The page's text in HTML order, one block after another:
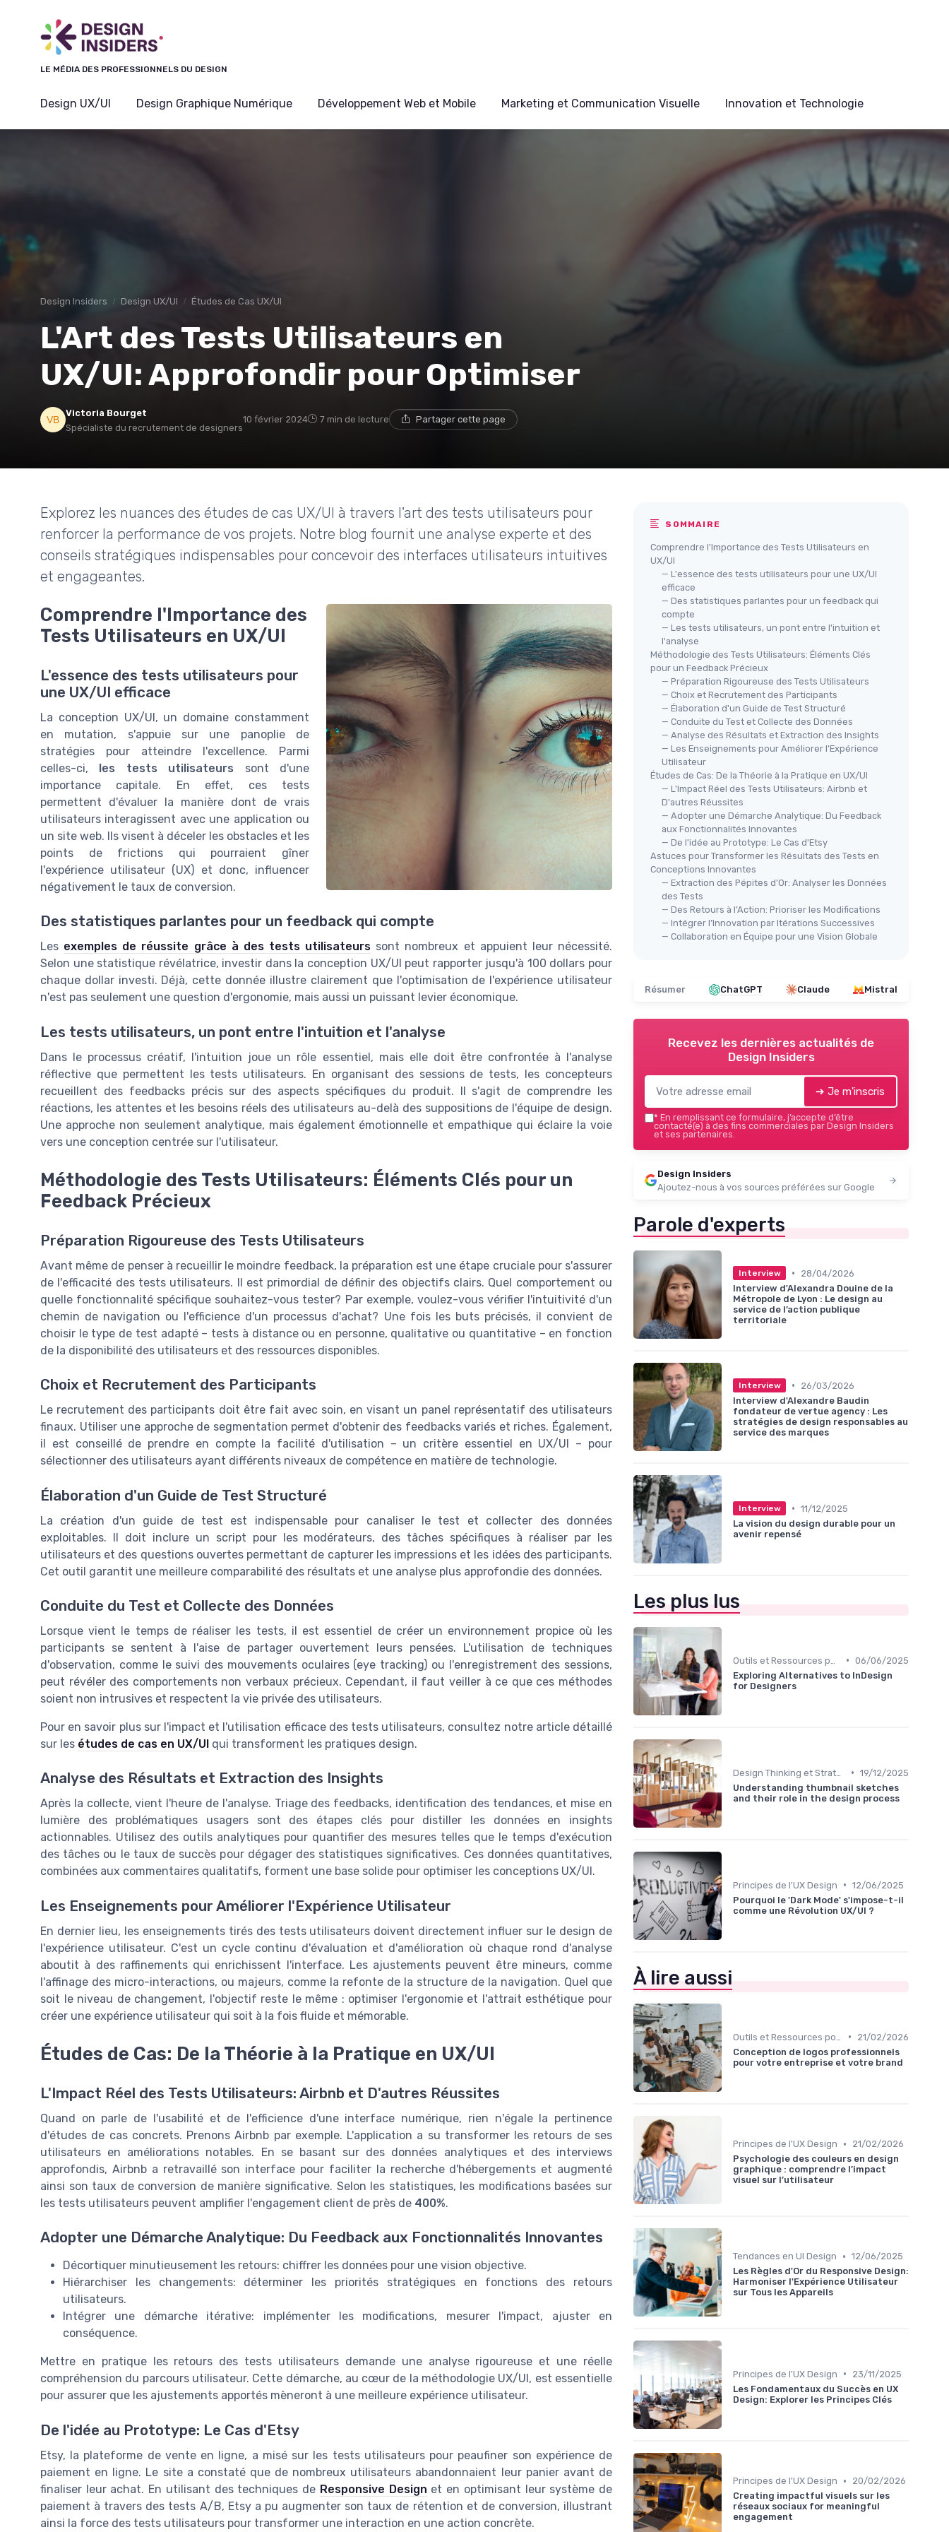
LE MÉDIA DES PROFESSIONNELS DU DESIGN
Design UX/UI Design Graphique Numérique Développement Web et Mobile Marketing et Communication Visuelle Innovation et Technologie
Design Insiders Design UX/UI Études de Cas UX/UI
L'Art des Tests Utilisateurs en
UX/UI: Approfondir pour Optimiser
Victoria Bourget
Spécialiste du recrutement de designers
10 février 2024 7 min de lecture Partager cette page
Explorez les nuances des études de cas UX/UI à travers l'art des tests utilisateurs pour
renforcer la performance de vos projets. Notre blog fournit une analyse experte et des
conseils stratégiques indispensables pour concevoir des interfaces utilisateurs intuitives
et engageantes.
Comprendre l'Importance des
Tests Utilisateurs en UX/UI
L'essence des tests utilisateurs pour
une UX/UI efficace
La conception UX/UI, un domaine constamment
en mutation, s'appuie sur une panoplie de
stratégies pour atteindre l'excellence. Parmi
celles-ci, les tests utilisateurs sont d'une
importance capitale. En effet, ces tests
permettent d'évaluer la manière dont de vrais
utilisateurs interagissent avec une application ou
un site web. Ils visent à déceler les obstacles et les
points de frictions qui pourraient gîner
l'expérience utilisateur (UX) et donc, influencer
négativement le taux de conversion.
Des statistiques parlantes pour un feedback qui compte
Les exemples de réussite grâce à des tests utilisateurs sont nombreux et appuient leur nécessité.
Selon une statistique révélatrice, investir dans la conception UX/UI peut rapporter jusqu'à 100 dollars pour
chaque dollar investi. Déjà, cette donnée illustre clairement que l'optimisation de l'expérience utilisateur
n'est pas seulement une question d'ergonomie, mais aussi un puissant levier économique.
Les tests utilisateurs, un pont entre l'intuition et l'analyse
Dans le processus créatif, l'intuition joue un rôle essentiel, mais elle doit être confrontée à l'analyse
réflective que permettent les tests utilisateurs. En organisant des sessions de tests, les concepteurs
recueillent des feedbacks précis sur des aspects spécifiques du produit. Il s'agit de comprendre les
réactions, les attentes et les besoins réels des utilisateurs au-delà des suppositions de l'équipe de design.
Une approche non seulement analytique, mais également émotionnelle et empathique qui éclaire la voie
vers une conception centrée sur l'utilisateur.
Méthodologie des Tests Utilisateurs: Éléments Clés pour un
Feedback Précieux
Préparation Rigoureuse des Tests Utilisateurs
Avant même de penser à recueillir le moindre feedback, la préparation est une étape cruciale pour s'assurer
de l'efficacité des tests utilisateurs. Il est primordial de définir des objectifs clairs. Quel comportement ou
quelle fonctionnalité spécifique souhaitez-vous tester? Par exemple, voulez-vous vérifier l'intuitivité d'un
chemin de navigation ou l'efficience d'un processus d'achat? Une fois les buts précisés, il convient de
choisir le type de test adapté – tests à distance ou en personne, qualitative ou quantitative – en fonction
de la disponibilité des utilisateurs et des ressources disponibles.
Choix et Recrutement des Participants
Le recrutement des participants doit être fait avec soin, en visant un panel représentatif des utilisateurs
finaux. Utiliser une approche de segmentation permet d'obtenir des feedbacks variés et riches. Également,
il est conseillé de prendre en compte la facilité d'utilisation – un critère essentiel en UX/UI – pour
sélectionner des utilisateurs ayant différents niveaux de compétence en matière de technologie.
Élaboration d'un Guide de Test Structuré
La création d'un guide de test est indispensable pour canaliser le test et collecter des données
exploitables. Il doit inclure un script pour les modérateurs, des tâches spécifiques à réaliser par les
utilisateurs et des questions ouvertes permettant de capturer les impressions et les idées des participants.
Cet outil garantit une meilleure comparabilité des résultats et une analyse plus approfondie des données.
Conduite du Test et Collecte des Données
Lorsque vient le temps de réaliser les tests, il est essentiel de créer un environnement propice où les
participants se sentent à l'aise de partager ouvertement leurs pensées. L'utilisation de techniques
d'observation, comme le suivi des mouvements oculaires (eye tracking) ou l'enregistrement des sessions,
peut révéler des comportements non verbaux précieux. Cependant, il faut veiller à ce que ces méthodes
soient non intrusives et respectent la vie privée des utilisateurs.
Pour en savoir plus sur l'impact et l'utilisation efficace des tests utilisateurs, consultez notre article détaillé
sur les études de cas en UX/UI qui transforment les pratiques design.
Analyse des Résultats et Extraction des Insights
Après la collecte, vient l'heure de l'analyse. Triage des feedbacks, identification des tendances, et mise en
lumière des problématiques usagers sont des étapes clés pour distiller les données en insights
actionnables. Utilisez des outils analytiques pour quantifier des mesures telles que le temps d'exécution
des tâches ou le taux de succès pour dégager des statistiques significatives. Ces données quantitatives,
combinées aux commentaires qualitatifs, forment une base solide pour optimiser les conceptions UX/UI.
Les Enseignements pour Améliorer l'Expérience Utilisateur
En dernier lieu, les enseignements tirés des tests utilisateurs doivent directement influer sur le design de
l'expérience utilisateur. C'est un cycle continu d'évaluation et d'amélioration où chaque rond d'analyse
aboutit à des raffinements qui enrichissent l'interface. Les ajustements peuvent être mineurs, comme
l'affinage des micro-interactions, ou majeurs, comme la refonte de la structure de la navigation. Quel que
soit le niveau de changement, l'objectif reste le même : optimiser l'ergonomie et l'attrait esthétique pour
créer une expérience utilisateur qui soit à la fois fluide et mémorable.
Études de Cas: De la Théorie à la Pratique en UX/UI
L'Impact Réel des Tests Utilisateurs: Airbnb et D'autres Réussites
Quand on parle de l'usabilité et de l'efficience d'une interface numérique, rien n'égale la pertinence
d'études de cas concrets. Prenons Airbnb par exemple. L'application a su transformer les retours de ses
utilisateurs en améliorations notables. En se basant sur des données analytiques et des interviews
approfondis, Airbnb a retravaillé son interface pour faciliter la recherche d'hébergements et augmenté
ainsi son taux de conversion de manière significative. Selon les statistiques, les modifications basées sur
les tests utilisateurs peuvent amplifier l'engagement client de près de 400%.
Adopter une Démarche Analytique: Du Feedback aux Fonctionnalités Innovantes
Décortiquer minutieusement les retours: chiffrer les données pour une vision objective.
Hiérarchiser les changements: déterminer les priorités stratégiques en fonctions des retours
utilisateurs.
Intégrer une démarche itérative: implémenter les modifications, mesurer l'impact, ajuster en
conséquence.
Mettre en pratique les retours des tests utilisateurs demande une analyse rigoureuse et une réelle
compréhension du parcours utilisateur. Cette démarche, au cœur de la méthodologie UX/UI, est essentielle
pour assurer que les ajustements apportés mèneront à une meilleure expérience utilisateur.
De l'idée au Prototype: Le Cas d'Etsy
Etsy, la plateforme de vente en ligne, a misé sur les tests utilisateurs pour peaufiner son expérience de
paiement en ligne. Le site a constaté que de nombreux utilisateurs abandonnaient leur panier avant de
finaliser leur achat. En utilisant des techniques de Responsive Design et en optimisant leur système de
paiement à travers des tests A/B, Etsy a pu augmenter son taux de rétention et de conversion, illustrant
ainsi la force des tests utilisateurs pour transformer une interaction en une action concrète.
SOMMAIRE
Comprendre l'Importance des Tests Utilisateurs en
UX/UI
— L'essence des tests utilisateurs pour une UX/UI
efficace
— Des statistiques parlantes pour un feedback qui
compte
— Les tests utilisateurs, un pont entre l'intuition et
l'analyse
Méthodologie des Tests Utilisateurs: Éléments Clés
pour un Feedback Précieux
— Préparation Rigoureuse des Tests Utilisateurs
— Choix et Recrutement des Participants
— Élaboration d'un Guide de Test Structuré
— Conduite du Test et Collecte des Données
— Analyse des Résultats et Extraction des Insights
— Les Enseignements pour Améliorer l'Expérience
Utilisateur
Études de Cas: De la Théorie à la Pratique en UX/UI
— L'Impact Réel des Tests Utilisateurs: Airbnb et
D'autres Réussites
— Adopter une Démarche Analytique: Du Feedback
aux Fonctionnalités Innovantes
— De l'idée au Prototype: Le Cas d'Etsy
Astuces pour Transformer les Résultats des Tests en
Conceptions Innovantes
— Extraction des Pépites d’Or: Analyser les Données
des Tests
— Des Retours à l’Action: Prioriser les Modifications
— Intégrer l’Innovation par Itérations Successives
— Collaboration en Équipe pour une Vision Globale
Résumer ChatGPT Claude Mistral
Recevez les dernières actualités de
Design Insiders
➔ Je m'inscris
* En remplissant ce formulaire, j’accepte d’être
contacté(e) à des fins commerciales par Design Insiders
et ses partenaires.
Design Insiders
Ajoutez-nous à vos sources préférées sur Google
Parole d'experts
Interview •
28/04/2026
Interview d'Alexandra Douine de la
Métropole de Lyon : Le design au
service de l’action publique
territoriale
Interview •
26/03/2026
Interview d'Alexandre Baudin
fondateur de vertue agency : Les
stratégies de design responsables au
service des marques
Interview • 11/12/2025
La vision du design durable pour un
avenir repensé
Les plus lus
• 06/06/2025
Exploring Alternatives to InDesign
for Designers
• 19/12/2025
Understanding thumbnail sketches
and their role in the design process
Principes de l'UX Design • 12/06/2025
Pourquoi le 'Dark Mode' s'impose-t-il
comme une Révolution UX/UI ?
À lire aussi
•
21/02/2026
Conception de logos professionnels
pour votre entreprise et votre brand
Principes de l'UX Design •
21/02/2026
Psychologie des couleurs en design
graphique : comprendre l’impact
visuel sur l’utilisateur
Tendances en UI Design • 12/06/2025
Les Règles d'Or du Responsive Design:
Harmoniser l'Expérience Utilisateur
sur Tous les Appareils
Principes de l'UX Design •
23/11/2025
Les Fondamentaux du Succès en UX
Design: Explorer les Principes Clés
Principes de l'UX Design •
20/02/2026
Creating impactful visuels sur les
réseaux sociaux for meaningful
engagement